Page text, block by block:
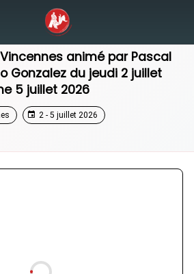
Stage Aikido
Vincennes animé par Pascal
Gonzalez du jeudi 2 juillet
5 juillet 2026
2 - 5 juillet 2026